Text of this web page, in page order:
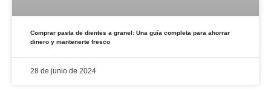
Comprar pasta de dientes a granel: Una guía completa para ahorrar
dinero y mantenerte fresco
28 de junio de 2024